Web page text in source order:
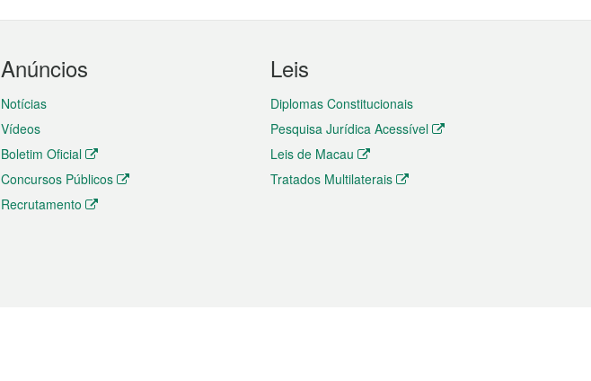
Anúncios
Notícias
Vídeos
Boletim Oficial
Concursos Públicos
Recrutamento
Leis
Diplomas Constitucionais
Pesquisa Jurídica Acessível
Leis de Macau
Tratados Multilaterais